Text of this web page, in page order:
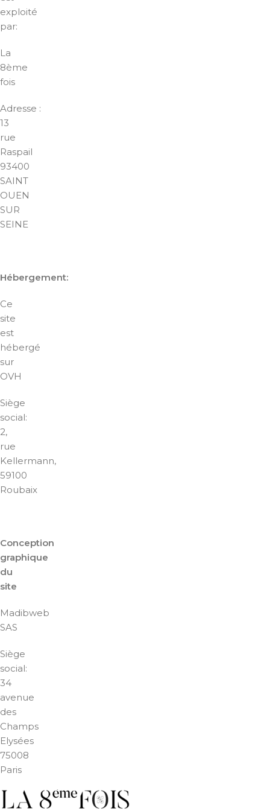
exploité
par:
La
8ème
fois
Adresse :
13
rue
Raspail
93400
SAINT
OUEN
SUR
SEINE
Hébergement:
Ce
site
est
hébergé
sur
OVH
Siège
social:
2,
rue
Kellermann,
59100
Roubaix
Conception
graphique
du
site
Madibweb
SAS
Siège
social:
34
avenue
des
Champs
Elysées
75008
Paris